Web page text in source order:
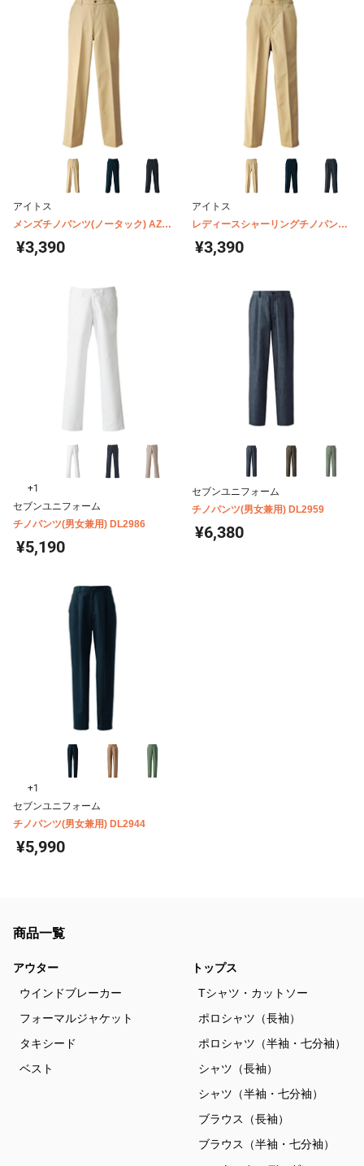
アイトス
メンズチノパンツ(ノータック) AZ-
HS2604
¥3,390
アイトス
レディースシャーリングチノパンツ
(1タック) AZ-HS2603
¥3,390
+1
セブンユニフォーム
チノパンツ(男女兼用) DL2986
¥5,190
セブンユニフォーム
チノパンツ(男女兼用) DL2959
¥6,380
+1
セブンユニフォーム
チノパンツ(男女兼用) DL2944
¥5,990
商品一覧
アウター
ウインドブレーカー
フォーマルジャケット
タキシード
ベスト
トップス
Tシャツ・カットソー
ポロシャツ（長袖）
ポロシャツ（半袖・七分袖）
シャツ（長袖）
シャツ（半袖・七分袖）
ブラウス（長袖）
ブラウス（半袖・七分袖）